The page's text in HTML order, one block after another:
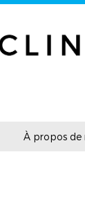
À propos de